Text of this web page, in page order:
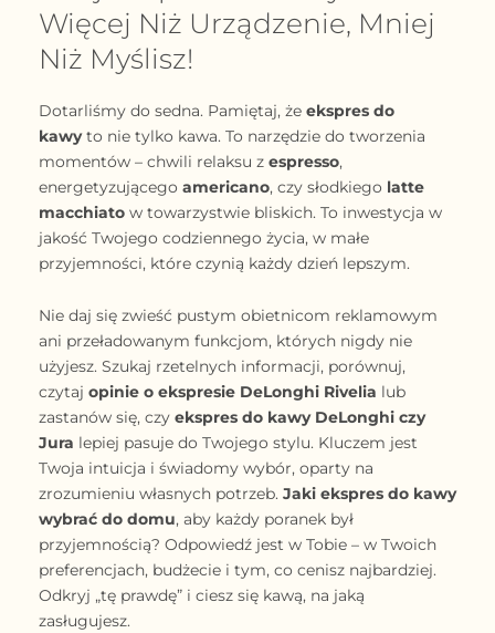
Więcej Niż Urządzenie, Mniej
Niż Myślisz!
Dotarliśmy do sedna. Pamiętaj, że ekspres do
kawyto nie tylko kawa. To narzędzie do tworzenia
momentów – chwili relaksu z espresso,
energetyzującego americano, czy słodkiego latte
macchiato w towarzystwie bliskich. To inwestycja w
jakość Twojego codziennego życia, w małe
przyjemności, które czynią każdy dzień lepszym.
Nie daj się zwieść pustym obietnicom reklamowym
ani przeładowanym funkcjom, których nigdy nie
użyjesz. Szukaj rzetelnych informacji, porównuj,
czytaj opinie o ekspresie DeLonghi Rivelia lub
zastanów się, czy ekspres do kawy DeLonghi czy
Jura lepiej pasuje do Twojego stylu. Kluczem jest
Twoja intuicja i świadomy wybór, oparty na
zrozumieniu własnych potrzeb. Jaki ekspres do kawy
wybrać do domu, aby każdy poranek był
przyjemnością? Odpowiedź jest w Tobie – w Twoich
preferencjach, budżecie i tym, co cenisz najbardziej.
Odkryj „tę prawdę” i ciesz się kawą, na jaką
zasługujesz.